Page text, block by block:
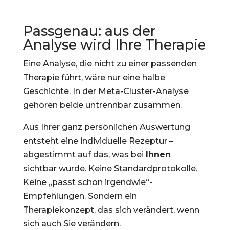
Passgenau: aus der
Analyse wird Ihre Therapie
Eine Analyse, die nicht zu einer passenden
Therapie führt, wäre nur eine halbe
Geschichte. In der Meta-Cluster-Analyse
gehören beide untrennbar zusammen.
Aus Ihrer ganz persönlichen Auswertung
entsteht eine individuelle Rezeptur –
abgestimmt auf das, was bei
Ihnen
sichtbar wurde. Keine Standardprotokolle.
Keine „passt schon irgendwie“-
Empfehlungen. Sondern ein
Therapiekonzept, das sich verändert, wenn
sich auch Sie verändern.